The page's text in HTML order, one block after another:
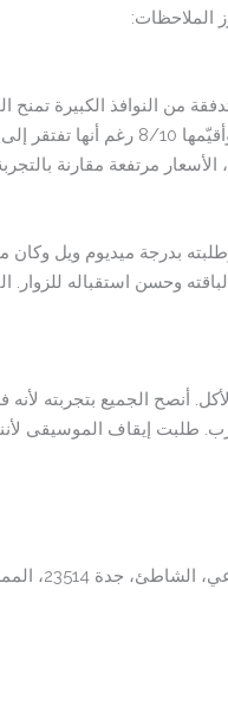
الملاحظات:
من النوافذ الكبيرة
للتصوير. أما بالنسبة للأطباق،
مرتفعة مقارنة
بدرجة ميديوم ويل
أنصح الجميع بتجربته
طلبت إيقاف الموسيقى